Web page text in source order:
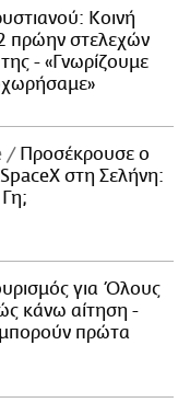
Κοινή
πρώην στελεχών
- «Γνωρίζουμε
Προσέκρουσε ο
στη Σελήνη:
για Όλους
κάνω αίτηση -
πρώτα